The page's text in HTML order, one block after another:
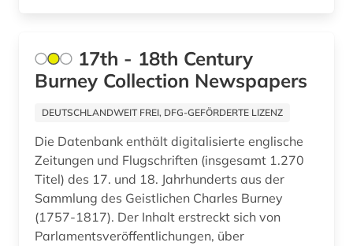
arzt (1)
asch (1)
aschaffenburg (1)
asean (1)
asiatische studien (1)
17th - 18th Century
Burney Collection Newspapers
DEUTSCHLANDWEIT FREI, DFG-GEFÖRDERTE LIZENZ
Die Datenbank enthält digitalisierte englische
Zeitungen und Flugschriften (insgesamt 1.270
Titel) des 17. und 18. Jahrhunderts aus der
Sammlung des Geistlichen Charles Burney
(1757-1817). Der Inhalt erstreckt sich von
Parlamentsveröffentlichungen, über